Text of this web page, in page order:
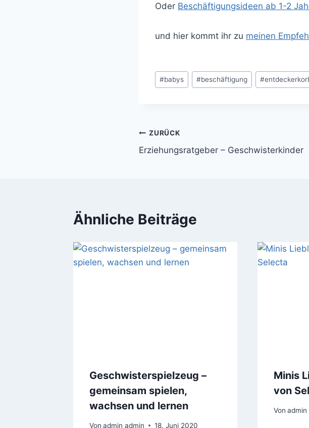
Oder Beschäftigungsideen ab 1-2
und hier kommt ihr zu meinen
Schlagworte:
#babys #beschäftigung #
Beitragsnavigation
ZURÜCK
Erziehungsratgeber – Geschwisterkinder
Ähnliche Beiträge
Geschwisterspielzeug –
gemeinsam spielen,
wachsen und lernen
Von admin admin 18. Juni 2020
Minis
von
Von admin